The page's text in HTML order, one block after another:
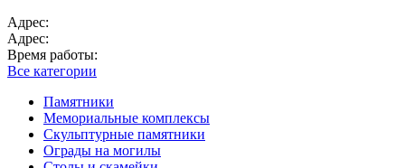
Адрес:
Адрес:
Время работы:
Все категории
Памятники
Мемориальные комплексы
Скульптурные памятники
Ограды на могилы